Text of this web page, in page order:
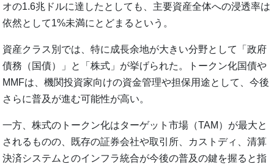
オの1.6兆ドルに達したとしても、主要資産全体への浸透率は
依然として1%未満にとどまるという。
資産クラス別では、特に成長余地が大きい分野として「政府
債務（国債）」と「株式」が挙げられた。トークン化国債や
MMFは、機関投資家向けの資金管理や担保用途として、今後
さらに普及が進む可能性が高い。
一方、株式のトークン化はターゲット市場（TAM）が最大と
されるものの、既存の証券会社や取引所、カストディ、清算
決済システムとのインフラ統合が今後の普及の鍵を握ると指